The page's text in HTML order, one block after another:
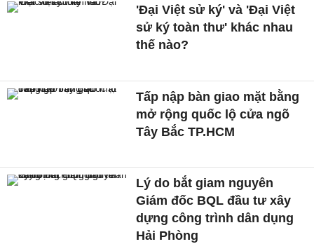
'Đại Việt sử ký' và 'Đại Việt
sử ký toàn thư' khác nhau
thế nào?
Tấp nập bàn giao mặt bằng
mở rộng quốc lộ cửa ngõ
Tây Bắc TP.HCM
Lý do bắt giam nguyên
Giám đốc BQL đầu tư xây
dựng công trình dân dụng
Hải Phòng